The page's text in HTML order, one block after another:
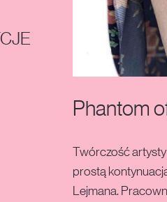
Phantom
Twórczość
prostą
Lejmana.